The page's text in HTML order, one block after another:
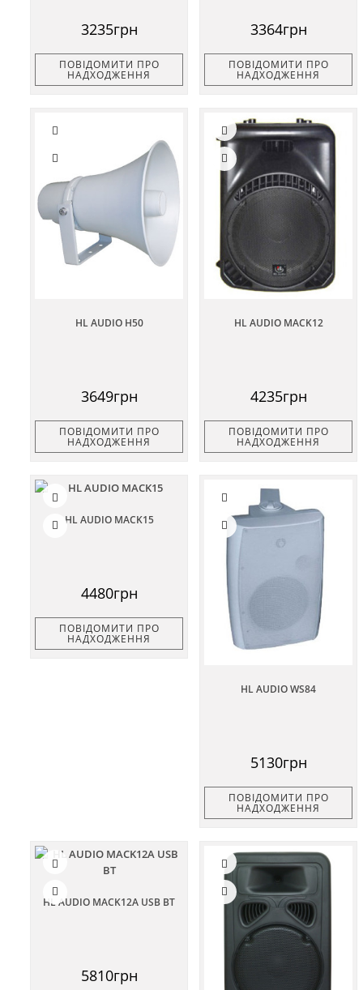
3235грн
ПОВІДОМИТИ ПРО
НАДХОДЖЕННЯ
3364грн
ПОВІДОМИТИ ПРО
НАДХОДЖЕННЯ
HL AUDIO H50
3649грн
ПОВІДОМИТИ ПРО
НАДХОДЖЕННЯ
HL AUDIO MACK12
4235грн
ПОВІДОМИТИ ПРО
НАДХОДЖЕННЯ
HL AUDIO MACK15
4480грн
ПОВІДОМИТИ ПРО
НАДХОДЖЕННЯ
HL AUDIO WS84
5130грн
ПОВІДОМИТИ ПРО
НАДХОДЖЕННЯ
HL AUDIO MACK12A USB BT
5810грн